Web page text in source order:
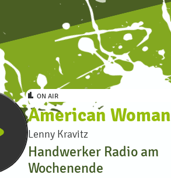
ON AIR
American Woman
Lenny Kravitz
Handwerker Radio am
Wochenende